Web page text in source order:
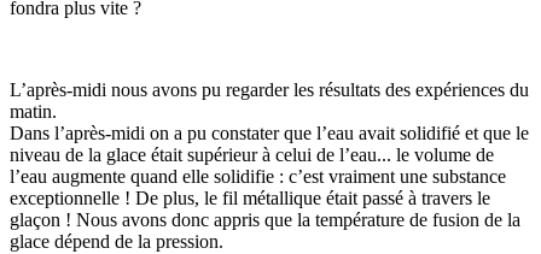
fondra plus vite ?
L’après-midi nous avons pu regarder les résultats des expériences du
matin.
Dans l’après-midi on a pu constater que l’eau avait solidifié et que le
niveau de la glace était supérieur à celui de l’eau... le volume de
l’eau augmente quand elle solidifie : c’est vraiment une substance
exceptionnelle ! De plus, le fil métallique était passé à travers le
glaçon ! Nous avons donc appris que la température de fusion de la
glace dépend de la pression.